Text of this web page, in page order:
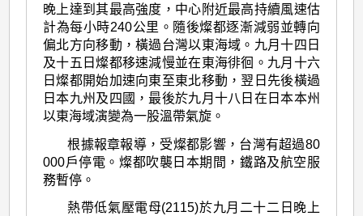
晚上達到其最高強度，中心附近最高持續風速估
計為每小時240公里。隨後燦都逐漸減弱並轉向
偏北方向移動，橫過台灣以東海域。九月十四日
及十五日燦都移速減慢並在東海徘徊。九月十六
日燦都開始加速向東至東北移動，翌日先後橫過
日本九州及四國，最後於九月十八日在日本本州
以東海域演變為一股溫帶氣旋。
根據報章報導，受燦都影響，台灣有超過80
000戶停電。燦都吹襲日本期間，鐵路及航空服
務暫停。
熱帶低氣壓電母(2115)於九月二十二日晚上